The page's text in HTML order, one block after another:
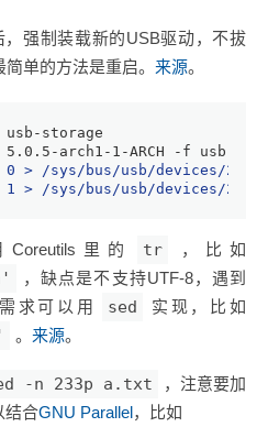
，强制装载新的USB驱动，不拔
单的方法是重启。 来源。
usb-storage
5.0.5-arch1-1-ARCH -f usb-
0 > /sys/bus/usb/devices/2-
1 > /sys/bus/usb/devices/2-
里的 tr ，比如
，缺点是不支持UTF-8，遇到
求可以用
sed 实现，比如
。 来源。
-n 233p a.txt ，注意要加
结合GNU Parallel，比如